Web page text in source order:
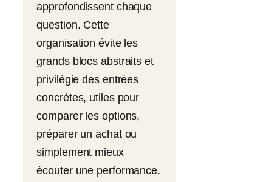
approfondissent chaque
question. Cette
organisation évite les
grands blocs abstraits et
privilégie des entrées
concrètes, utiles pour
comparer les options,
préparer un achat ou
simplement mieux
écouter une performance.